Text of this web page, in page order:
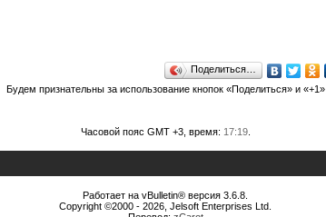
Поделиться…
Будем признательны за использование кнопок «Поделиться» и «+1»
Часовой пояс GMT +3, время: 17:19.
Работает на vBulletin® версия 3.6.8.
Copyright ©2000 - 2026, Jelsoft Enterprises Ltd.